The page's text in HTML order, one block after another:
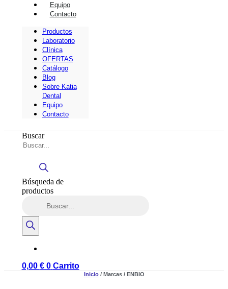
Equipo
Contacto
Productos
Laboratorio
Clínica
OFERTAS
Catálogo
Blog
Sobre Katia
Dental
Equipo
Contacto
Buscar
Búsqueda de
productos
0,00 € 0 Carrito
Inicio/ Marcas / ENBIO